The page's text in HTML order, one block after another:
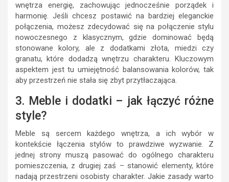
wnętrza energię, zachowując jednocześnie porządek i
harmonię. Jeśli chcesz postawić na bardziej eleganckie
połączenia, możesz zdecydować się na połączenie stylu
nowoczesnego z klasycznym, gdzie dominować będą
stonowane kolory, ale z dodatkami złota, miedzi czy
granatu, które dodadzą wnętrzu charakteru. Kluczowym
aspektem jest tu umiejętność balansowania kolorów, tak
aby przestrzeń nie stała się zbyt przytłaczająca.
3. Meble i dodatki – jak łączyć różne
style?
Meble są sercem każdego wnętrza, a ich wybór w
kontekście łączenia stylów to prawdziwe wyzwanie. Z
jednej strony muszą pasować do ogólnego charakteru
pomieszczenia, z drugiej zaś – stanowić elementy, które
nadają przestrzeni osobisty charakter. Jakie zasady warto